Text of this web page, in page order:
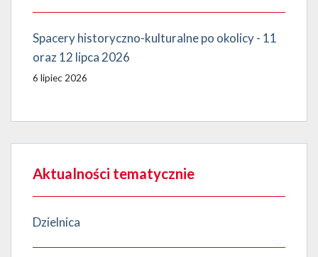
Spacery historyczno-kulturalne po okolicy - 11
oraz 12 lipca 2026
6 lipiec 2026
Aktualności tematycznie
Dzielnica